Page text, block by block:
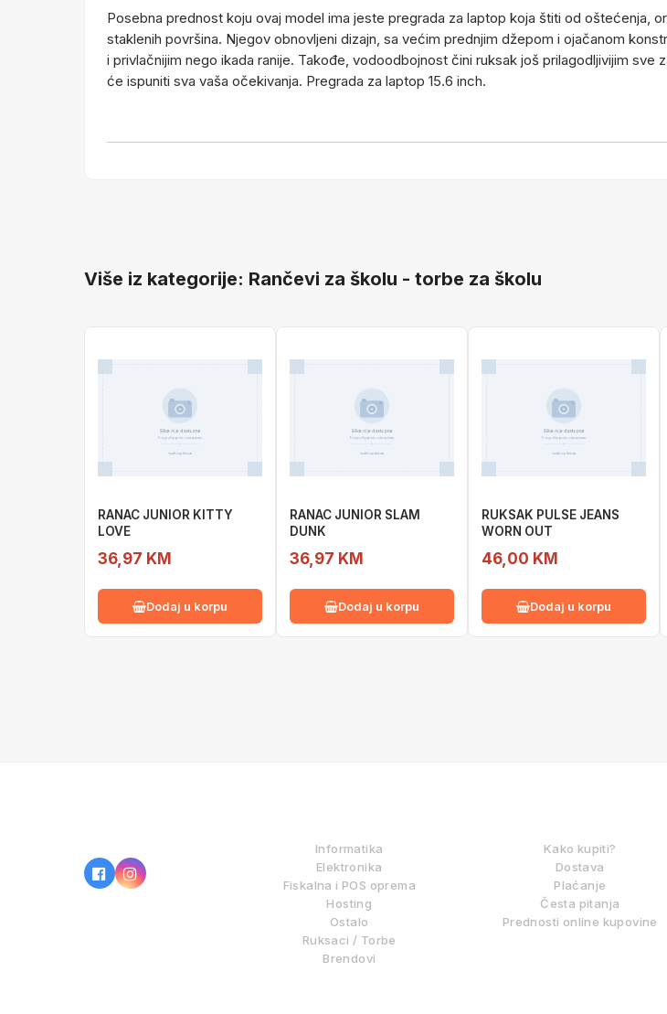
Posebna prednost koju ovaj model ima jeste pregrada za laptop koja štiti od oštećenja,
staklenih površina. Njegov obnovljeni dizajn, sa većim prednjim džepom i ojačanom
i privlačnijim nego ikada ranije. Takođe, vodoodbojnost čini ruksak još prilagodljivijim
će ispuniti sva vaša očekivanja. Pregrada za laptop 15.6 inch.
Više iz kategorije: Rančevi za školu - torbe za školu
RANAC JUNIOR KITTY
LOVE
36,97 KM
Dodaj u korpu
RANAC JUNIOR SLAM
DUNK
36,97 KM
Dodaj u korpu
RUKSAK PULSE JEANS
WORN OUT
46,00 KM
Dodaj u korpu
Informatika
Elektronika
Fiskalna i POS oprema
Hosting
Ostalo
Ruksaci / Torbe
Brendovi
Kako kupiti?
Dostava
Plaćanje
Česta pitanja
Prednosti online kupovine